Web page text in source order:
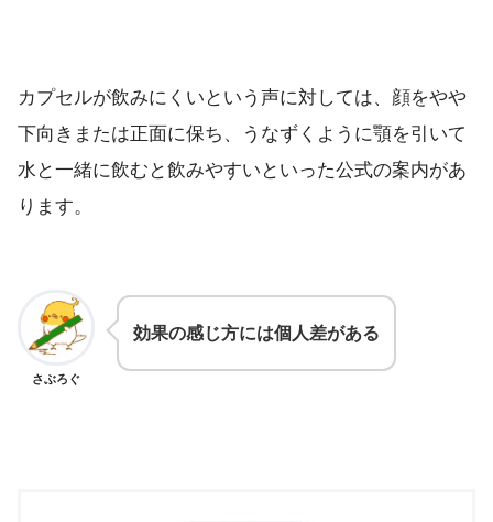
カプセルが飲みにくいという声に対しては、顔をやや
下向きまたは正面に保ち、うなずくように顎を引いて
水と一緒に飲むと飲みやすいといった公式の案内があ
ります。
さぶろぐ
効果の感じ方には個人差がある